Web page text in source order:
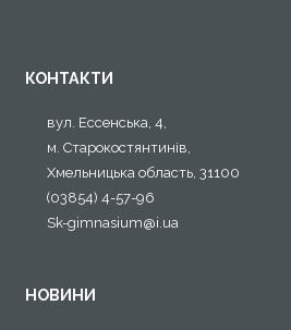
КОНТАКТИ
вул. Ессенська, 4,
м. Старокостянтинів,
Хмельницька область, 31100
(03854) 4-57-96
Sk-gimnasium@i.ua
НОВИНИ